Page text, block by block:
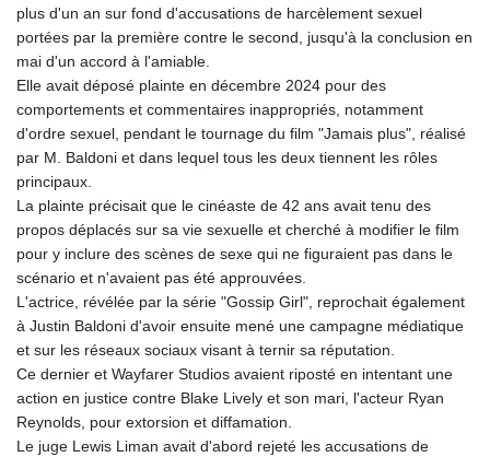
plus d'un an sur fond d'accusations de harcèlement sexuel
portées par la première contre le second, jusqu'à la conclusion en
mai d'un accord à l'amiable.
Elle avait déposé plainte en décembre 2024 pour des
comportements et commentaires inappropriés, notamment
d'ordre sexuel, pendant le tournage du film "Jamais plus", réalisé
par M. Baldoni et dans lequel tous les deux tiennent les rôles
principaux.
La plainte précisait que le cinéaste de 42 ans avait tenu des
propos déplacés sur sa vie sexuelle et cherché à modifier le film
pour y inclure des scènes de sexe qui ne figuraient pas dans le
scénario et n'avaient pas été approuvées.
L'actrice, révélée par la série "Gossip Girl", reprochait également
à Justin Baldoni d'avoir ensuite mené une campagne médiatique
et sur les réseaux sociaux visant à ternir sa réputation.
Ce dernier et Wayfarer Studios avaient riposté en intentant une
action en justice contre Blake Lively et son mari, l'acteur Ryan
Reynolds, pour extorsion et diffamation.
Le juge Lewis Liman avait d'abord rejeté les accusations de